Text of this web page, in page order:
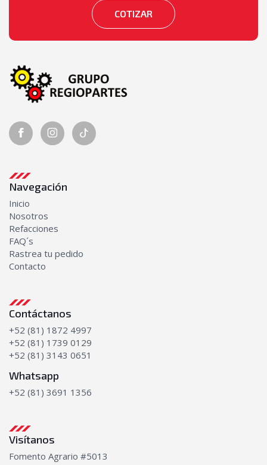
COTIZAR
Navegación
Inicio
Nosotros
Refacciones
FAQ´s
Rastrea tu pedido
Contacto
Contáctanos
+52 (81) 1872 4997
+52 (81) 1739 0129
+52 (81) 3143 0651
Whatsapp
+52 (81) 3691 1356
Visítanos
Fomento Agrario #5013